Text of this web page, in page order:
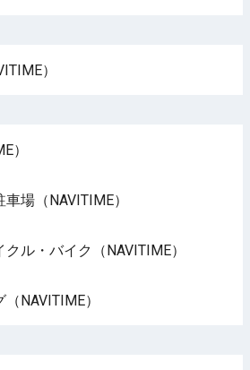
）
）
場（NAVITIME）
ル・バイク（NAVITIME）
NAVITIME）